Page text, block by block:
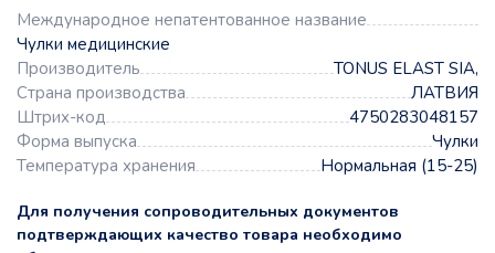
Международное непатентованное название
Чулки медицинские
Производитель
TONUS ELAST SIA,
Страна производства
ЛАТВИЯ
Штрих-код
4750283048157
Форма выпуска
Чулки
Температура хранения
Нормальная (15-25)
Для получения сопроводительных документов
подтверждающих качество товара необходимо